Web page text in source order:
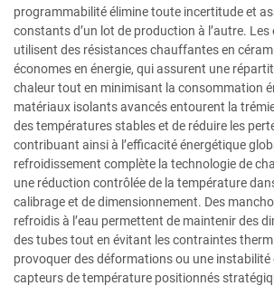
programmabilité élimine toute incertitude et
constants d’un lot de production à l’autre.
utilisent des résistances chauffantes en
économes en énergie, qui assurent une
chaleur tout en minimisant la consommation
matériaux isolants avancés entourent la
des températures stables et de réduire les
contribuant ainsi à l’efficacité énergétique
refroidissement complète la technologie de
une réduction contrôlée de la température
calibrage et de dimensionnement. Des
refroidis à l’eau permettent de maintenir des
des tubes tout en évitant les contraintes
provoquer des déformations ou une instabilité
capteurs de température positionnés